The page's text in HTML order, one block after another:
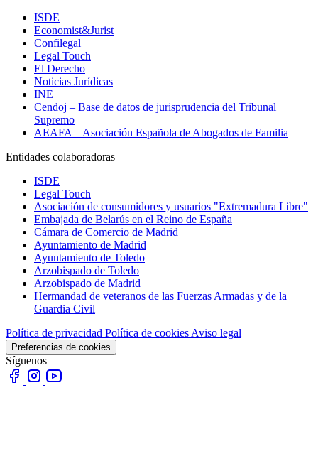
ISDE
Economist&Jurist
Confilegal
Legal Touch
El Derecho
Noticias Jurídicas
INE
Cendoj – Base de datos de jurisprudencia del Tribunal
Supremo
AEAFA – Asociación Española de Abogados de Familia
Entidades colaboradoras
ISDE
Legal Touch
Asociación de consumidores y usuarios "Extremadura Libre"
Embajada de Belarús en el Reino de España
Cámara de Comercio de Madrid
Ayuntamiento de Madrid
Ayuntamiento de Toledo
Arzobispado de Toledo
Arzobispado de Madrid
Hermandad de veteranos de las Fuerzas Armadas y de la
Guardia Civil
Política de privacidad Política de cookies Aviso legal
Preferencias de cookies
Síguenos